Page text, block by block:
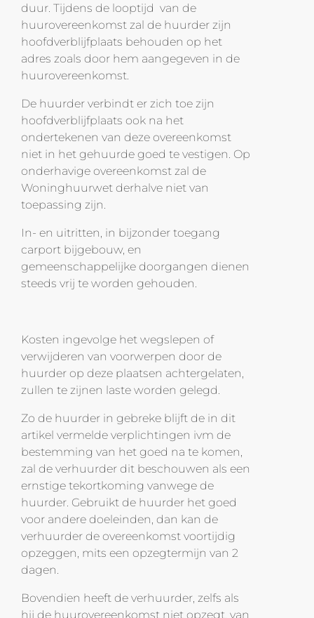
duur. Tijdens de looptijd van de
huurovereenkomst zal de huurder zijn
hoofdverblijfplaats behouden op het
adres zoals door hem aangegeven in de
huurovereenkomst.
De huurder verbindt er zich toe zijn
hoofdverblijfplaats ook na het
ondertekenen van deze overeenkomst
niet in het gehuurde goed te vestigen. Op
onderhavige overeenkomst zal de
Woninghuurwet derhalve niet van
toepassing zijn.
In- en uitritten, in bijzonder toegang
carport bijgebouw, en
gemeenschappelijke doorgangen dienen
steeds vrij te worden gehouden.
Kosten ingevolge het wegslepen of
verwijderen van voorwerpen door de
huurder op deze plaatsen achtergelaten,
zullen te zijnen laste worden gelegd.
Zo de huurder in gebreke blijft de in dit
artikel vermelde verplichtingen ivm de
bestemming van het goed na te komen,
zal de verhuurder dit beschouwen als een
ernstige tekortkoming vanwege de
huurder. Gebruikt de huurder het goed
voor andere doeleinden, dan kan de
verhuurder de overeenkomst voortijdig
opzeggen, mits een opzegtermijn van 2
dagen.
Bovendien heeft de verhuurder, zelfs als
hij de huurovereenkomst niet opzegt, van